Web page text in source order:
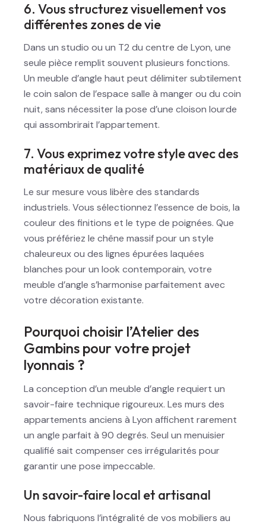
6. Vous structurez visuellement vos
différentes zones de vie
Dans un studio ou un T2 du centre de Lyon, une
seule pièce remplit souvent plusieurs fonctions.
Un meuble d’angle haut peut délimiter subtilement
le coin salon de l’espace salle à manger ou du coin
nuit, sans nécessiter la pose d’une cloison lourde
qui assombrirait l’appartement.
7. Vous exprimez votre style avec des
matériaux de qualité
Le sur mesure vous libère des standards
industriels. Vous sélectionnez l’essence de bois, la
couleur des finitions et le type de poignées. Que
vous préfériez le chêne massif pour un style
chaleureux ou des lignes épurées laquées
blanches pour un look contemporain, votre
meuble d’angle s’harmonise parfaitement avec
votre décoration existante.
Pourquoi choisir l’Atelier des
Gambins pour votre projet
lyonnais ?
La conception d’un meuble d’angle requiert un
savoir-faire technique rigoureux. Les murs des
appartements anciens à Lyon affichent rarement
un angle parfait à 90 degrés. Seul un menuisier
qualifié sait compenser ces irrégularités pour
garantir une pose impeccable.
Un savoir-faire local et artisanal
Nous fabriquons l’intégralité de vos mobiliers au